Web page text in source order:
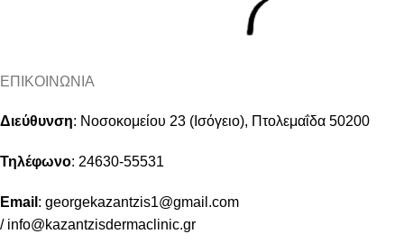
ΕΠΙΚΟΙΝΩΝΙΑ
Διεύθυνση: Νοσοκομείου 23 (Ισόγειο), Πτολεμαΐδα 50200
Τηλέφωνο: 24630-55531
Email : georgekazantzis1@gmail.com
/ info@kazantzisdermaclinic.gr